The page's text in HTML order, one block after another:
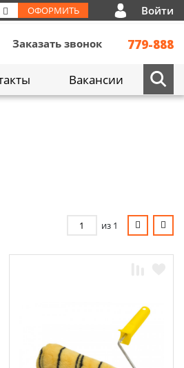
ОФОРМИТЬ Войти
Заказать звонок 779-888
Вакансии
из 1